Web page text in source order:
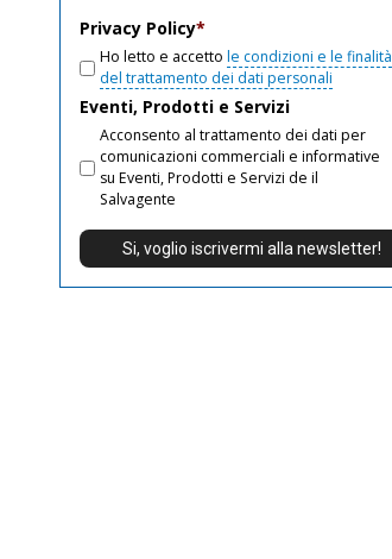
Privacy Policy*
Ho letto e accetto le condizioni e le finalità
del trattamento dei dati personali
Eventi, Prodotti e Servizi
Acconsento al trattamento dei dati per
comunicazioni commerciali e informative
su Eventi, Prodotti e Servizi de il
Salvagente